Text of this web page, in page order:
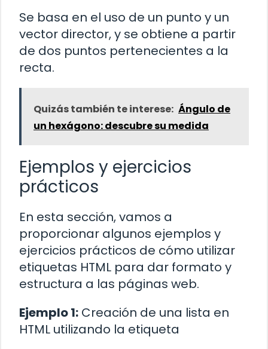
Se basa en el uso de un punto y un
vector director, y se obtiene a partir
de dos puntos pertenecientes a la
recta.
Quizás también te interese: Ángulo de
un hexágono: descubre su medida
Ejemplos y ejercicios
prácticos
En esta sección, vamos a
proporcionar algunos ejemplos y
ejercicios prácticos de cómo utilizar
etiquetas HTML para dar formato y
estructura a las páginas web.
Ejemplo 1: Creación de una lista en
HTML utilizando la etiqueta